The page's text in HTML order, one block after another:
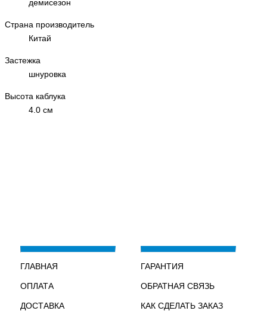
демисезон
Страна производитель
Китай
Застежка
шнуровка
Высота каблука
4.0 см
ГЛАВНАЯ
ОПЛАТА
ДОСТАВКА
ГАРАНТИЯ
ОБРАТНАЯ СВЯЗЬ
КАК СДЕЛАТЬ ЗАКАЗ